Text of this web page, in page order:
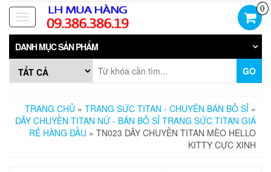
Skip
the
content
Toggle
navigation
0
DANH MỤC SẢN PHẨM
GO
TRANG CHỦ » TRANG SỨC TITAN - CHUYÊN BÁN BỎ SỈ »
DÂY CHUYỀN TITAN NỮ - BÁN BỎ SỈ TRANG SỨC TITAN GIÁ
RẺ HÀNG ĐẦU » TN023 DÂY CHUYỀN TITAN MÈO HELLO
KITTY CỰC XINH